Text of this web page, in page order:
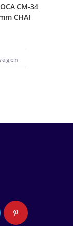
CM-34
CHAI